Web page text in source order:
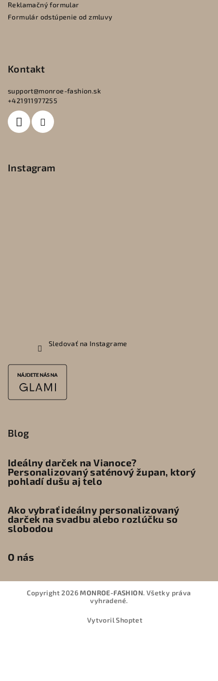
Reklamačný formular
Formulár odstúpenie od zmluvy
Kontakt
support@monroe-fashion.sk
+421911977255
Instagram
Sledovať na Instagrame
Blog
Ideálny darček na Vianoce?
Personalizovaný saténový župan, ktorý
pohladí dušu aj telo
Ako vybrať ideálny personalizovaný
darček na svadbu alebo rozlúčku so
slobodou
O nás
Copyright 2026MONROE-FASHION. Všetky práva
vyhradené.
Vytvoril Shoptet